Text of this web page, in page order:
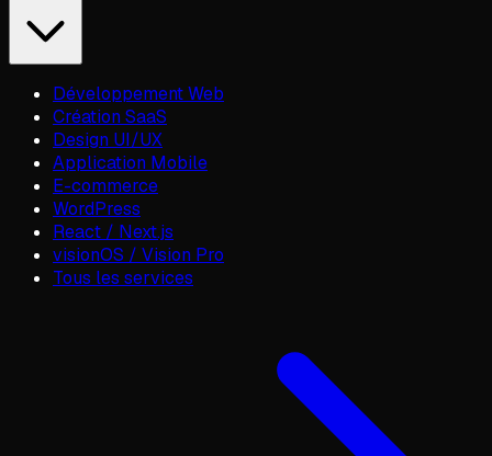
Développement Web
Création SaaS
Design UI/UX
Application Mobile
E-commerce
WordPress
React / Next.js
visionOS / Vision Pro
Tous les services